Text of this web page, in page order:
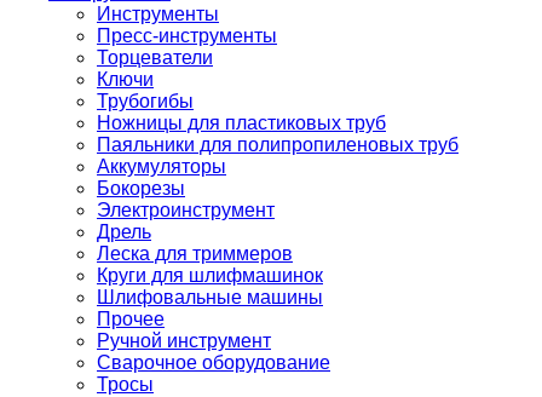
Инструменты
Пресс-инструменты
Торцеватели
Ключи
Трубогибы
Ножницы для пластиковых труб
Паяльники для полипропиленовых труб
Аккумуляторы
Бокорезы
Электроинструмент
Дрель
Леска для триммеров
Круги для шлифмашинок
Шлифовальные машины
Прочее
Ручной инструмент
Сварочное оборудование
Тросы